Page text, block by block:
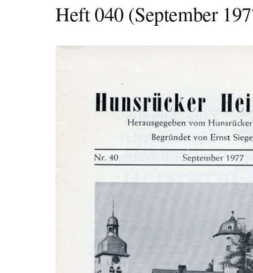
Heft 040 (September